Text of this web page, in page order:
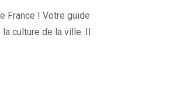
France ! Votre guide
culture de la ville. Il